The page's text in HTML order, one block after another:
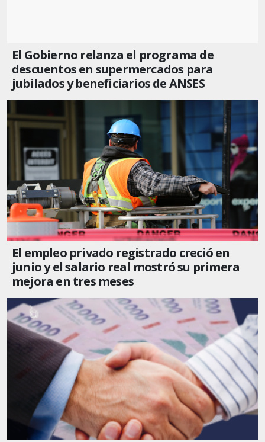
El Gobierno relanza el programa de
descuentos en supermercados para
jubilados y beneficiarios de ANSES
El empleo privado registrado creció en
junio y el salario real mostró su primera
mejora en tres meses